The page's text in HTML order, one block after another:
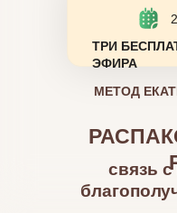
МЕТОД
связь
ТРИ
ЭФИРА